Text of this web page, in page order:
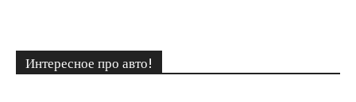
Интересное про авто!